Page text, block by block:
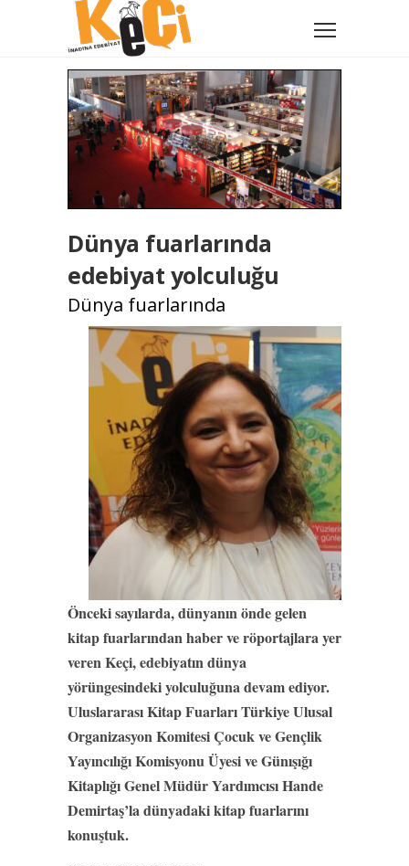
Dünya fuarlarında
edebiyat yolculuğu
Dünya fuarlarında
Önceki sayılarda, dünyanın önde gelen
kitap fuarlarından haber ve röportajlara yer
veren Keçi, edebiyatın dünya
yörüngesindeki yolculuğuna devam ediyor.
Uluslararası Kitap Fuarları Türkiye Ulusal
Organizasyon Komitesi Çocuk ve Gençlik
Yayıncılığı Komisyonu Üyesi ve Günışığı
Kitaplığı Genel Müdür Yardımcısı Hande
Demirtaş’la dünyadaki kitap fuarlarını
konuştuk.